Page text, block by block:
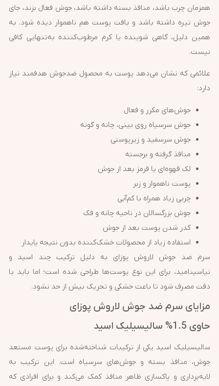
همزمان چرب باشد، منافذ بسته داشته باشد، جوش فعال بزند، جای
جوش تیره داشته باشد و بافت پوست هم ناهموار دیده شود. به
همین دلیل، گاهی شوینده یا کرم مرطوب‌کننده به‌تنهایی کافی
نیست.
علائمی که نشان می‌دهد پوست به محصول ضدجوش هدفمند نیاز
دارد:
جوش‌های مکرر و فعال
جوش سرسیاه روی بینی، چانه و گونه
جوش سرسفید و زیرپوستی
منافذ گرفته و برجسته
لک قهوه‌ای یا قرمز بعد از جوش
پوست ناهموار و زبر
چربی زیاد همراه با کم‌آبی
جوش بزرگسالان در ناحیه چانه و فک
کدر شدن پوست بعد از جوش
استفاده زیاد از محصولات خشک‌کننده بدون نتیجه پایدار
سرم ضد جوش لاروش پوزای به دلیل ترکیب چند اسید و
نیاسینامید، برای این نوع پوست‌ها طراحی شده است؛ اما باید با
دقت مصرف شود تا باعث خشکی و تحریک بیش از حد نشود.
مزایای سرم ضد جوش لاروش پوزای
حاوی 1.5% سالیسیلیک اسید
سالیسیلیک اسید یکی از ترکیبات شناخته‌شده برای پوست مستعد
جوش، منافذ بسته و جوش‌های سرسیاه است. این ترکیب به
لایه‌برداری و پاکسازی ظاهر منافذ کمک می‌کند و برای افرادی که